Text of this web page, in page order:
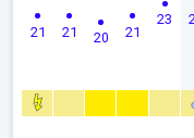
21 21 20 21
23